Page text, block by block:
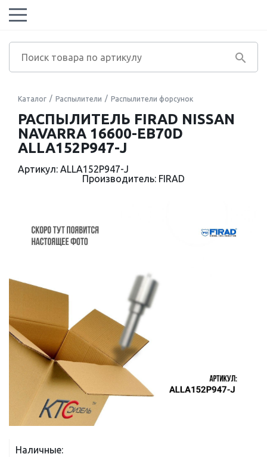
Каталог Распылители Распылители форсунок
РАСПЫЛИТЕЛЬ FIRAD NISSAN
NAVARRA 16600-EB70D
ALLA152P947-J
Артикул: ALLA152P947-J
Производитель: FIRAD
Наличные: